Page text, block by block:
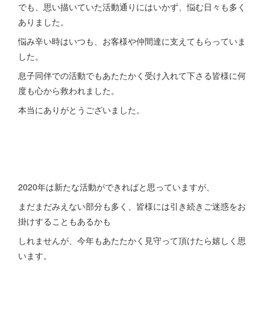
でも、思い描いていた活動通りにはいかず、悩む日々も多く
ありました。
悩み辛い時はいつも、お客様や仲間達に支えてもらっていま
した。
息子同伴での活動でもあたたかく受け入れて下さる皆様に何
度も心から救われました。
本当にありがとうございました。
2020年は新たな活動ができればと思っていますが、
まだまだみえない部分も多く、皆様には引き続きご迷惑をお
掛けすることもあるかも
しれませんが、今年もあたたかく見守って頂けたら嬉しく思
います。